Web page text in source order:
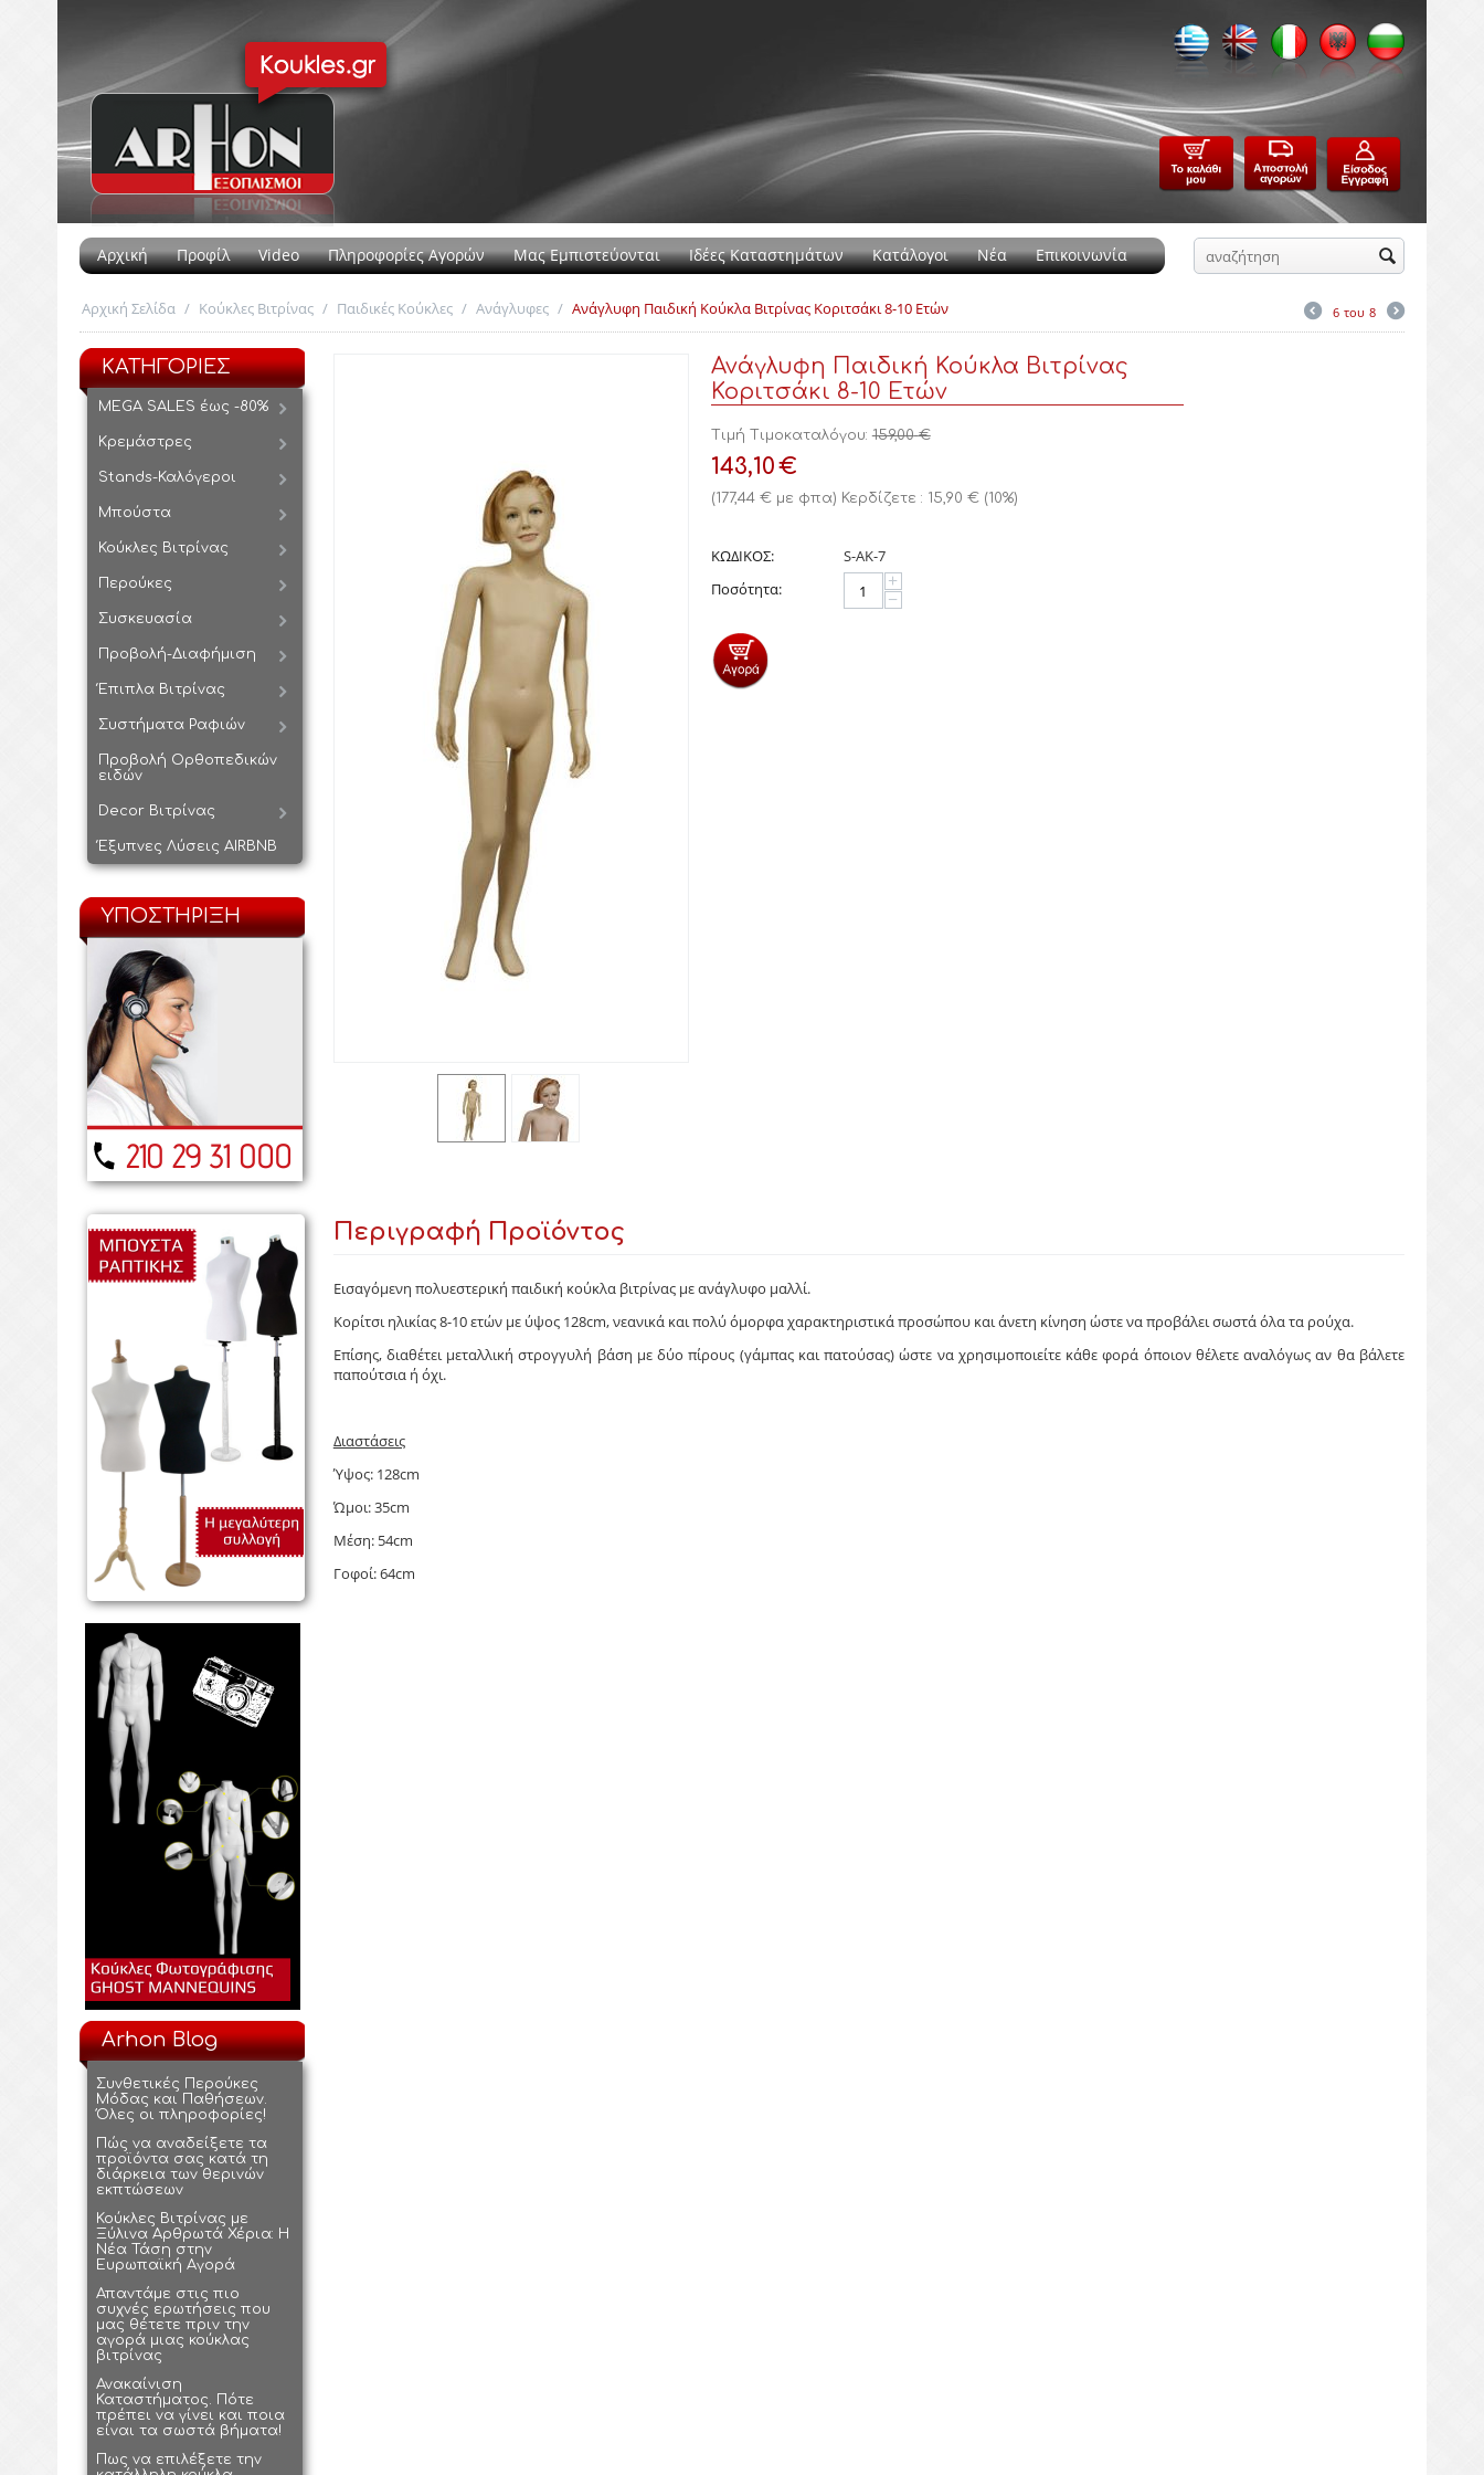
Αρχική Προφίλ Video Πληροφορίες Αγορών Μας Εμπιστεύονται Ιδέες Καταστημάτων Κατάλογοι Νέα Επικοινωνία
Αρχική Σελίδα / Κούκλες Βιτρίνας / Παιδικές Κούκλες / Ανάγλυφες / Ανάγλυφη Παιδική Κούκλα Βιτρίνας Κοριτσάκι 8-10 Ετών 6 του 8
ΚΑΤΗΓΟΡΙΕΣ
MEGA SALES έως -80%
Κρεμάστρες
Stands-Καλόγεροι
Μπούστα
Κούκλες Βιτρίνας
Περούκες
Συσκευασία
Προβολή-Διαφήμιση
Έπιπλα Βιτρίνας
Συστήματα Ραφιών
Προβολή Ορθοπεδικών
ειδών
Decor Βιτρίνας
Έξυπνες Λύσεις AIRBNB
ΥΠΟΣΤΗΡΙΞΗ
Arhon Blog
Συνθετικές Περούκες
Μόδας και Παθήσεων.
Όλες οι πληροφορίες!
Πώς να αναδείξετε τα
προϊόντα σας κατά τη
διάρκεια των θερινών
εκπτώσεων
Κούκλες Βιτρίνας με
Ξύλινα Αρθρωτά Χέρια: Η
Νέα Τάση στην
Ευρωπαϊκή Αγορά
Απαντάμε στις πιο
συχνές ερωτήσεις που
μας θέτετε πριν την
αγορά μιας κούκλας
βιτρίνας
Ανακαίνιση
Καταστήματος. Πότε
πρέπει να γίνει και ποια
είναι τα σωστά βήματα!
Πως να επιλέξετε την
Ανάγλυφη Παιδική Κούκλα Βιτρίνας
Κοριτσάκι 8-10 Ετών
Τιμή Τιμοκαταλόγου: 159,00 €
143,10€
(177,44 €με φπα) Κερδίζετε : 15,90 €(10%)
ΚΩΔΙΚΟΣ:
S-ΑΚ-7
Ποσότητα:
+
−
Περιγραφή Προϊόντος
Εισαγόμενη πολυεστερική παιδική κούκλα βιτρίνας με ανάγλυφο μαλλί.
Κορίτσι ηλικίας 8-10 ετών με ύψος 128cm, νεανικά και πολύ όμορφα χαρακτηριστικά προσώπου και άνετη κίνηση ώστε να προβάλει σωστά όλα τα ρούχα.
Επίσης, διαθέτει μεταλλική στρογγυλή βάση με δύο πίρους (γάμπας και πατούσας) ώστε να χρησιμοποιείτε κάθε φορά όποιον θέλετε αναλόγως αν θα βάλετε
παπούτσια ή όχι.
Διαστάσεις
Ύψος: 128cm
Ώμοι: 35cm
Μέση: 54cm
Γοφοί: 64cm